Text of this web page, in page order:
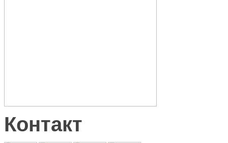
Контакт